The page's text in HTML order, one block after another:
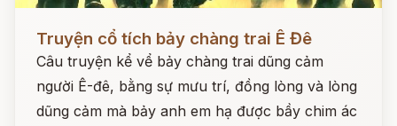
Truyện cổ tích bảy chàng trai Ê Đê
Câu truyện kể vể bảy chàng trai dũng cảm
người Ê-đê, bằng sự mưu trí, đồng lòng và lòng
dũng cảm mà bảy anh em hạ được bầy chim ác